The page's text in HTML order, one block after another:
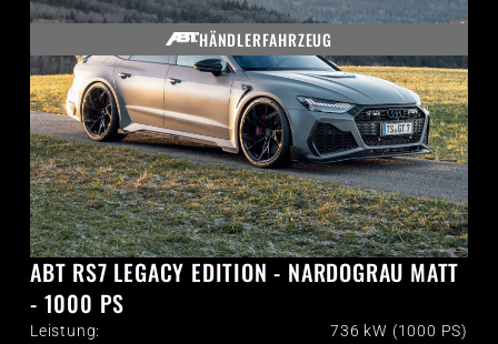
HÄNDLERFAHRZEUG
ABT RS7 LEGACY EDITION - NARDOGRAU MATT
- 1000 PS
Leistung:
736 kW (1000 PS)